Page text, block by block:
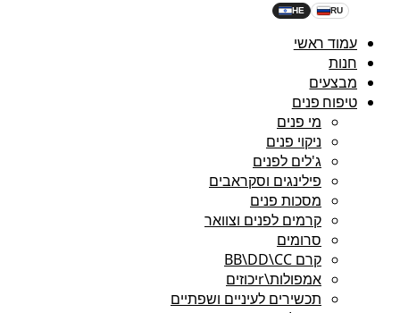
HE RU
עמוד ראשי
חנות
מבצעים
טיפוח פנים
מי פנים
ניקוי פנים
ג'לים לפנים
פילינגים וסקראבים
מסכות פנים
קרמים לפנים וצוואר
סרומים
קרם BB\DD\CC
אמפולות\rיכוזים
תכשירים לעיניים ושפתיים